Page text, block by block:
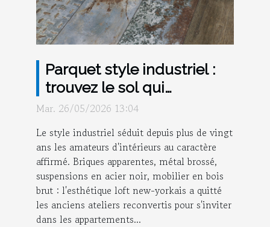
Parquet style industriel :
trouvez le sol qui
transformera n'importe
Mar. 26/05/2026 13:04
Le style industriel séduit depuis plus de vingt
ans les amateurs d'intérieurs au caractère
affirmé. Briques apparentes, métal brossé,
suspensions en acier noir, mobilier en bois
brut : l'esthétique loft new-yorkais a quitté
les anciens ateliers reconvertis pour s'inviter
dans les appartements...